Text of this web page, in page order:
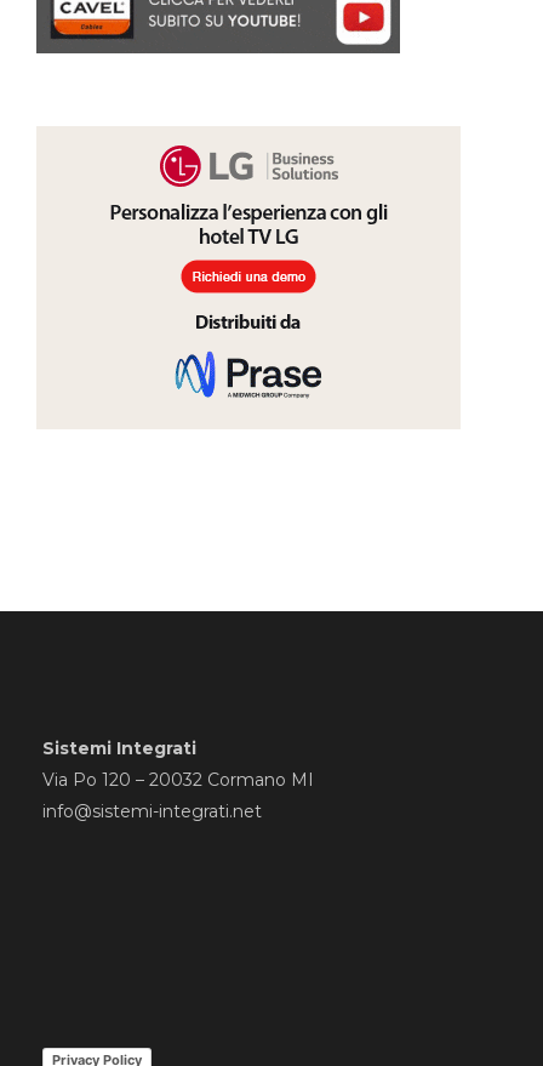
Sistemi Integrati
Via Po 120 – 20032 Cormano MI
info@sistemi-integrati.net
Privacy Policy